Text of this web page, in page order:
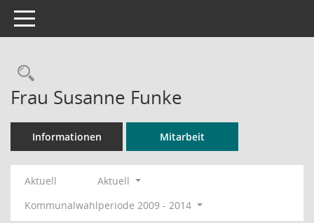
Toggle navigation
Rechercheauswahl
Frau Susanne Funke
Informationen Mitarbeit
Aktuell
Aktuell
Kommunalwahlperiode 2009 - 2014